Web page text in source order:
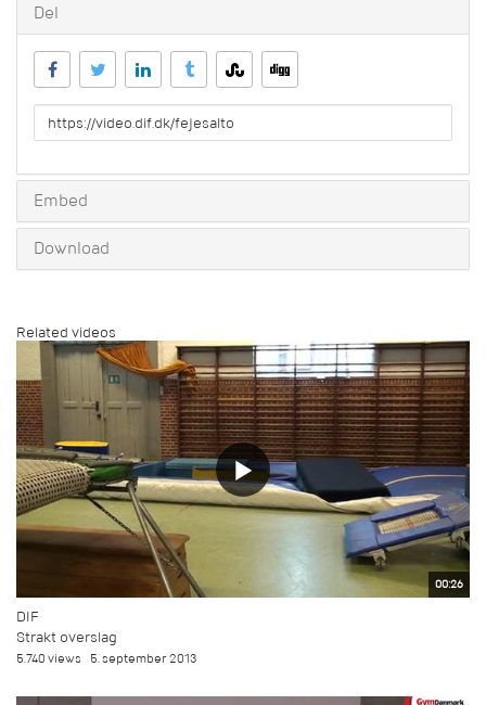
Del
URL
to
Embed
Download
Related videos
00:26
DIF
Strakt overslag
5.740 views 5. september 2013